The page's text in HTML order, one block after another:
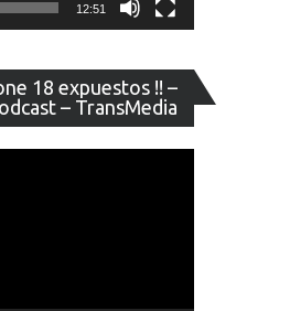
12:51
18 expuestos !! –
– TransMedia
de
vídeo